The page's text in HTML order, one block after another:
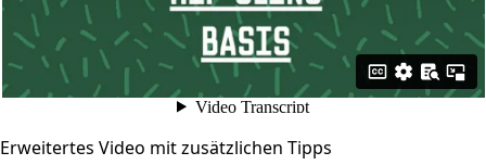
Erweitertes Video mit zusätzlichen Tipps